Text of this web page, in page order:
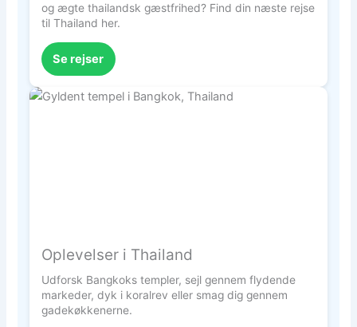
og ægte thailandsk gæstfrihed? Find din næste rejse
til Thailand her.
Se rejser
Oplevelser i Thailand
Udforsk Bangkoks templer, sejl gennem flydende
markeder, dyk i koralrev eller smag dig gennem
gadekøkkenerne.